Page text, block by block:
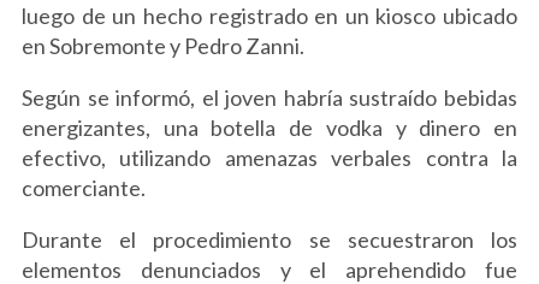
luego de un hecho registrado en un kiosco ubicado
en Sobremonte y Pedro Zanni.
Según se informó, el joven habría sustraído bebidas
energizantes, una botella de vodka y dinero en
efectivo, utilizando amenazas verbales contra la
comerciante.
Durante el procedimiento se secuestraron los
elementos denunciados y el aprehendido fue